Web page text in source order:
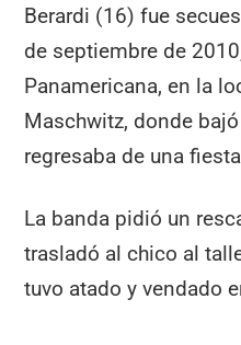
Berardi (16) fue
de septiembre de
Panamericana, en la
Maschwitz, donde
regresaba de una
La banda pidió un
trasladó al chico al
tuvo atado y vendado